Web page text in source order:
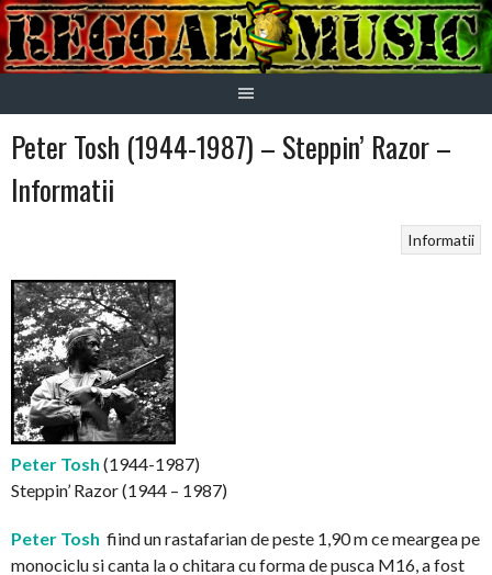
Skip
to
content
Peter Tosh (1944-1987) – Steppin’ Razor –
Informatii
Informatii
Peter Tosh (1944-1987)
Steppin’ Razor (1944 – 1987)
Peter Tosh fiind un rastafarian de peste 1,90 m ce meargea pe
monociclu si canta la o chitara cu forma de pusca M16, a fost